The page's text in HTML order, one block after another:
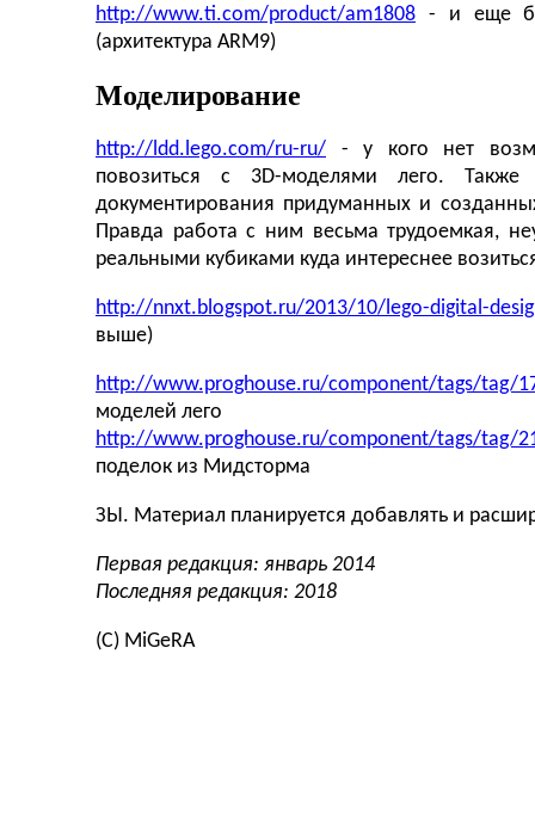
http://www.ti.com/product/am1808 - и еще
(архитектура ARM9)
Моделирование
http://ldd.lego.com/ru-ru/ - у кого нет
повозиться с 3D-моделями лего.
документирования придуманных и
Правда работа с ним весьма трудоемкая,
реальными кубиками куда интереснее
http://nnxt.blogspot.ru/2013/10/lego-digital-
выше)
http://www.proghouse.ru/component/tags/tag/
моделей лего
http://www.proghouse.ru/component/tags/tag/
поделок из Мидсторма
ЗЫ. Материал планируется добавлять и
Первая редакция: январь 2014
Последняя редакция: 2018
(С) MiGeRA